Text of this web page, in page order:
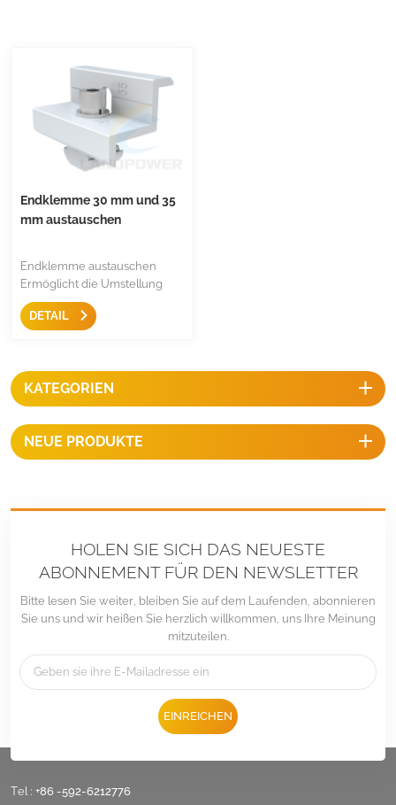
Endklemme 30 mm und 35
mm austauschen
Endklemme austauschen
Ermöglicht die Umstellung
von 30 mm auf 35 mm.
Behalten Sie einfach diese
erhältlichen Platten geeignet
ist.
DETAIL
KATEGORIEN
NEUE PRODUKTE
HOLEN SIE SICH DAS NEUESTE
ABONNEMENT FÜR DEN NEWSLETTER
Bitte lesen Sie weiter, bleiben Sie auf dem Laufenden, abonnieren
Sie uns und wir heißen Sie herzlich willkommen, uns Ihre Meinung
mitzuteilen.
EINREICHEN
Tel : +86 -592-6212776